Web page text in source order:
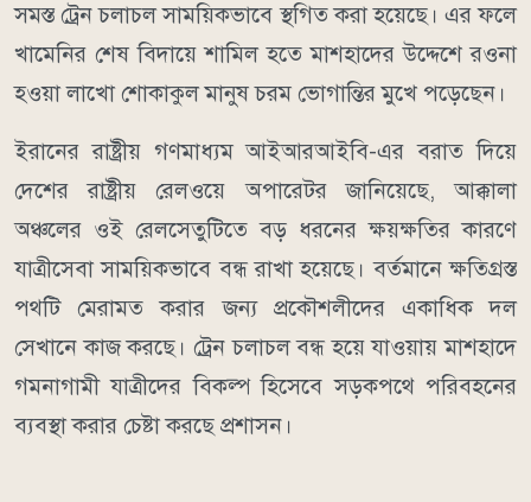
সমস্ত ট্রেন চলাচল সাময়িকভাবে স্থগিত করা হয়েছে। এর ফলে
খামেনির শেষ বিদায়ে শামিল হতে মাশহাদের উদ্দেশে রওনা
হওয়া লাখো শোকাকুল মানুষ চরম ভোগান্তির মুখে পড়েছেন।
ইরানের রাষ্ট্রীয় গণমাধ্যম আইআরআইবি-এর বরাত দিয়ে
দেশের রাষ্ট্রীয় রেলওয়ে অপারেটর জানিয়েছে, আক্কালা
অঞ্চলের ওই রেলসেতুটিতে বড় ধরনের ক্ষয়ক্ষতির কারণে
যাত্রীসেবা সাময়িকভাবে বন্ধ রাখা হয়েছে। বর্তমানে ক্ষতিগ্রস্ত
পথটি মেরামত করার জন্য প্রকৌশলীদের একাধিক দল
সেখানে কাজ করছে। ট্রেন চলাচল বন্ধ হয়ে যাওয়ায় মাশহাদে
গমনাগামী যাত্রীদের বিকল্প হিসেবে সড়কপথে পরিবহনের
ব্যবস্থা করার চেষ্টা করছে প্রশাসন।